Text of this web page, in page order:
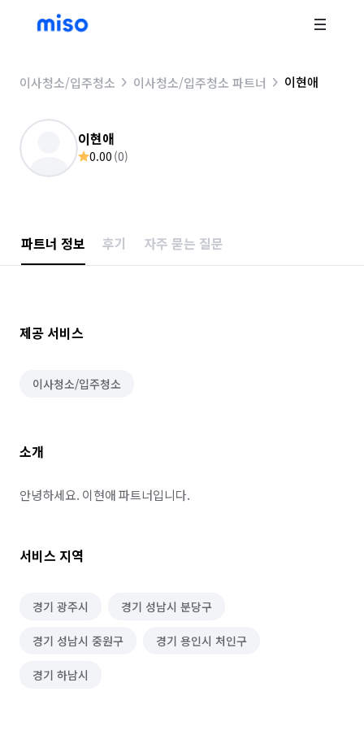
이사청소/입주청소 이사청소/입주청소 파트너 이현애
이현애
0.00 (0)
파트너 정보 후기 자주 묻는 질문
제공 서비스
이사청소/입주청소
소개
안녕하세요. 이현애 파트너입니다.
서비스 지역
경기 광주시 경기 성남시 분당구
경기 성남시 중원구 경기 용인시 처인구
경기 하남시